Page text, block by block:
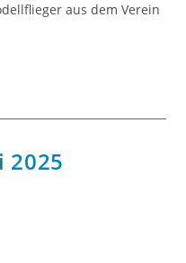
aus dem Verein
2025